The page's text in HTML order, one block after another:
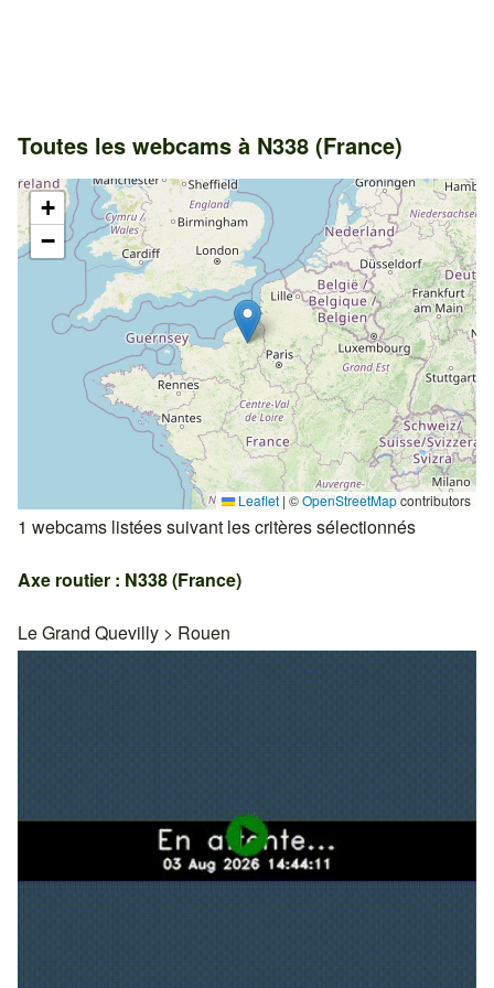
Toutes les webcams à N338 (France)
+
−
Leaflet | ©OpenStreetMapcontributors
1 webcams listées suivant les critères sélectionnés
Axe routier : N338 (France)
Le Grand Quevilly > Rouen